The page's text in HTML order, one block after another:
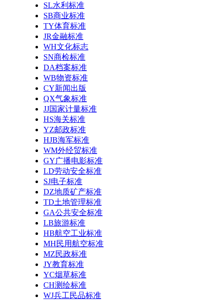
SL水利标准
SB商业标准
TY体育标准
JR金融标准
WH文化标志
SN商检标准
DA档案标准
WB物资标准
CY新闻出版
QX气象标准
JJ国家计量标准
HS海关标准
YZ邮政标准
HJB海军标准
WM外经贸标准
GY广播电影标准
LD劳动安全标准
SJ电子标准
DZ地质矿产标准
TD土地管理标准
GA公共安全标准
LB旅游标准
HB航空工业标准
MH民用航空标准
MZ民政标准
JY教育标准
YC烟草标准
CH测绘标准
WJ兵工民品标准